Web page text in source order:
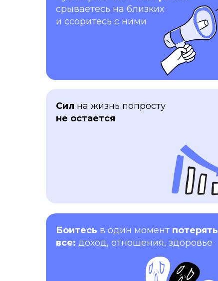
срываетесь на близких
и ссоритесь с ними
Сил на жизнь попросту
не остается
Боитесь в один момент потерять
все: доход, отношения, здоровье